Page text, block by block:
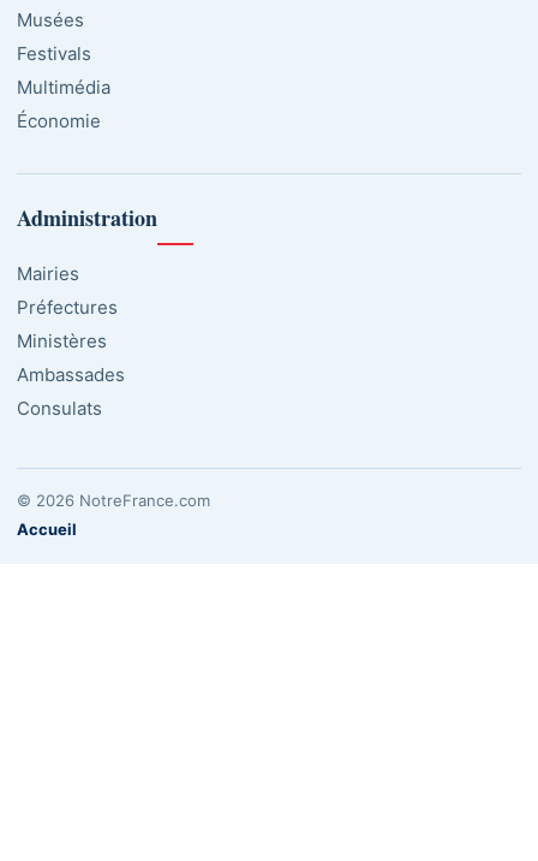
Musées
Festivals
Multimédia
Économie
Administration
Mairies
Préfectures
Ministères
Ambassades
Consulats
© 2026 NotreFrance.com
Accueil